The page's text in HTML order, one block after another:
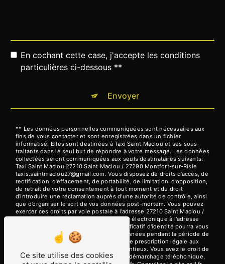
En cochant cette case, j'accepte les conditions
particulières ci-dessous **
Envoyer
** Les données personnelles communiquées sont nécessaires aux
fins de vous contacter et sont enregistrées dans un fichier
informatisé. Elles sont destinées à Taxi Saint Maclou et ses sous-
traitants dans le seul but de répondre à votre message. Les données
collectées seront communiquées aux seuls destinataires suivants:
Taxi Saint Maclou 27210 Saint Maclou / 27290 Montfort-sur-Risle
taxis.saintmaclou27@gmail.com. Vous disposez de droits d’accès, de
rectification, d’effacement, de portabilité, de limitation, d’opposition,
de retrait de votre consentement à tout moment et du droit
d’introduire une réclamation auprès d’une autorité de contrôle, ainsi
que d’organiser le sort de vos données post-mortem. Vous pouvez
exercer ces droits par voie postale à l'adresse 27210 Saint Maclou /
27290 Montfort-sur-Risle ou par courrier électronique à l'adresse
taxis.saintmaclou27@gmail.com. Un justificatif d'identité pourra vous
être demandé. Nous conservons vos données pendant la période de
prise de contact puis pendant la durée de prescription légale aux
fins probatoires et de gestion des contentieux. Vous avez le droit de
vous inscrire sur la liste d'opposition au démarchage téléphonique,
Ce site utilise des cookies